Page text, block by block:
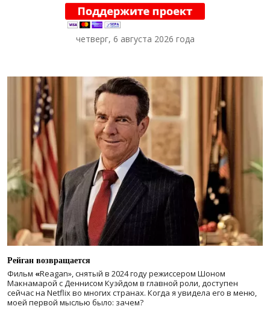
четверг, 6 августа 2026 года
Рейган возвращается
Фильм «Reagan», снятый в 2024 годурежиссером Шоном
Макнамарой с Деннисом Куэйдом в главной роли, доступен
сейчас на Netflix во многих странах. Когда я увидела его в меню,
моей первой мыслью было: зачем?